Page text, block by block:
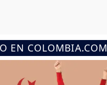
EN COLOMBIA.COM